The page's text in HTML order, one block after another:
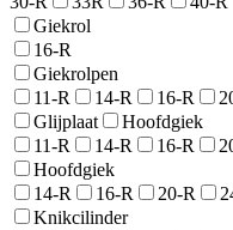
Giekrol
16-R
Giekrolpen
11-R
14-R 16-R
Glijplaat
Hoofdgiek
11-R
14-R 16-R
Hoofdgiek
14-R
16-R 20-R
Knikcilinder